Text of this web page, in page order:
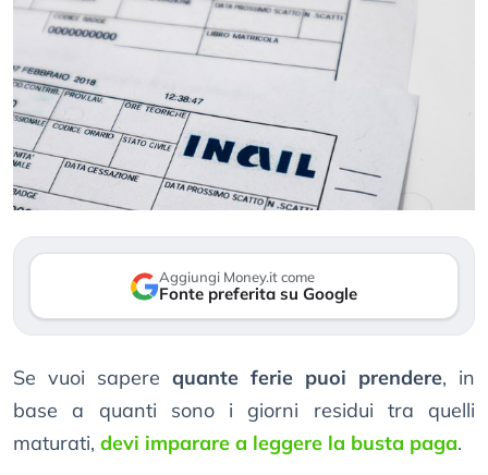
Aggiungi Money.it come
Fonte preferita su Google
Se vuoi sapere quante ferie puoi prendere, in
base a quanti sono i giorni residui tra quelli
maturati, devi imparare a leggere la busta paga.